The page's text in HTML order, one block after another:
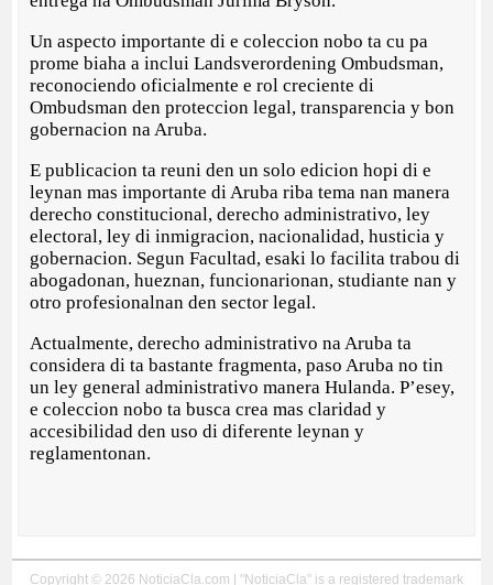
Un aspecto importante di e coleccion nobo ta cu pa
prome biaha a inclui Landsverordening Ombudsman,
reconociendo oficialmente e rol creciente di
Ombudsman den proteccion legal, transparencia y bon
gobernacion na Aruba.
E publicacion ta reuni den un solo edicion hopi di e
leynan mas importante di Aruba riba tema nan manera
derecho constitucional, derecho administrativo, ley
electoral, ley di inmigracion, nacionalidad, husticia y
gobernacion. Segun Facultad, esaki lo facilita trabou di
abogadonan, hueznan, funcionarionan, studiante nan y
otro profesionalnan den sector legal.
Actualmente, derecho administrativo na Aruba ta
considera di ta bastante fragmenta, paso Aruba no tin
un ley general administrativo manera Hulanda. P’esey,
e coleccion nobo ta busca crea mas claridad y
accesibilidad den uso di diferente leynan y
reglamentonan.
Copyright © 2026 NoticiaCla.com | "NoticiaCla" is a registered trademark